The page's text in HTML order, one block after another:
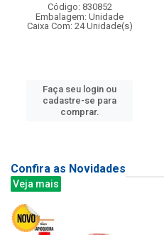
Código: 830852
Embalagem: Unidade
Caixa Com: 24 Unidade(s)
Faça seu login ou
cadastre-se para
comprar.
Confira as Novidades
Veja mais